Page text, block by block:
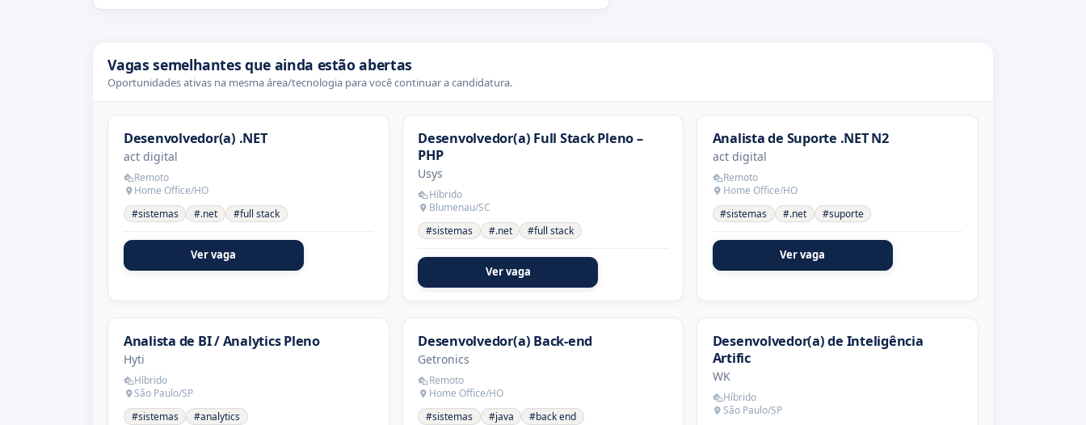
Vagas semelhantes que ainda estão abertas
Oportunidades ativas na mesma área/tecnologia para você continuar a candidatura.
Desenvolvedor(a) .NET
act digital
Remoto
Home Office/HO
#sistemas
#.net #full stack
Ver vaga
Desenvolvedor(a) Full Stack Pleno –
PHP
Usys
Híbrido
Blumenau/SC
#sistemas
#.net #full stack
Ver vaga
Analista de Suporte .NET N2
act digital
Remoto
Home Office/HO
#sistemas
#.net #suporte
Ver vaga
Analista de BI / Analytics Pleno
Hyti
Híbrido
São Paulo/SP
#sistemas
#analytics
Desenvolvedor(a) Back-end
Getronics
Remoto
Home Office/HO
#sistemas
#java #back end
Desenvolvedor(a) de Inteligência
Artific
WK
Híbrido
São Paulo/SP